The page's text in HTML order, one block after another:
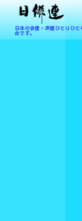
日本の俳優・声優ひとりひ
合です。